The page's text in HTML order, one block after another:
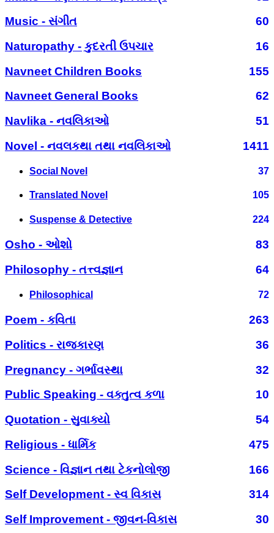
Music - સંગીત
60
Naturopathy - કુદરતી ઉપચાર
16
Navneet Children Books
155
Navneet General Books
62
Navlika - નવલિકાઓ
51
Novel - નવલકથા તથા નવલિકાઓ
1411
Social Novel 37
Translated Novel 105
Suspense & Detective 224
Osho - ઓશો
83
Philosophy - તત્ત્વજ્ઞાન
64
Philosophical 72
Poem - કવિતા
263
Politics - રાજકારણ
36
Pregnancy - ગર્ભાવસ્થા
32
Public Speaking - વક્તુત્વ કળા
10
Quotation - સુવાક્યો
54
Religious - ધાર્મિક
475
Science - વિજ્ઞાન તથા ટેકનોલોજી
166
Self Development - સ્વ વિકાસ
314
Self Improvement - જીવન-વિકાસ
30